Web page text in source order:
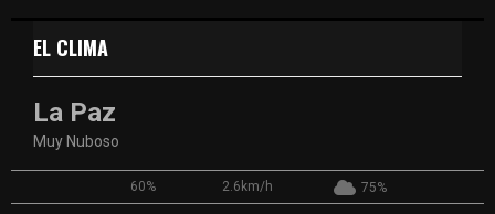
EL CLIMA
La Paz
Muy Nuboso
60% 2.6km/h 75%